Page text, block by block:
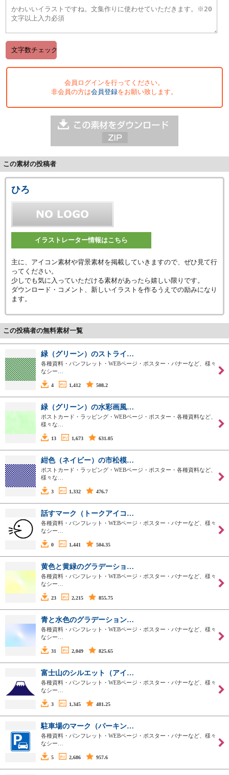
会員ログインを行ってください。
非会員の方は会員登録をお願い致します。
この素材の投稿者
ひろ
イラストレーター情報はこちら
主に、アイコン素材や背景素材を掲載していきますので、ぜひ見て行
ってください。
少しでも気に入っていただける素材があったら嬉しい限りです。
ダウンロード・コメント、新しいイラストを作るうえでの励みになり
ます。
この投稿者の無料素材一覧
緑（グリーン）のストライ…
各種資料・パンフレット・WEBページ・ポスター・バナーなど、様々
なシー…
4 1,412 508.2
緑（グリーン）の水彩画風…
ポストカード・ラッピング・WEBページ・ポスター・各種資料など、
様々な…
13 1,673 631.05
紺色（ネイビー）の市松模…
ポストカード・ラッピング・WEBページ・ポスター・各種資料など、
様々な…
3 1,332 476.7
話すマーク（トークアイコ…
各種資料・パンフレット・WEBページ・ポスター・バナーなど、様々
なシー…
0 1,441 504.35
黄色と黄緑のグラデーショ…
各種資料・パンフレット・WEBページ・ポスター・バナーなど、様々
なシー…
23 2,215 855.75
青と水色のグラデーション…
各種資料・パンフレット・WEBページ・ポスター・バナーなど、様々
なシー…
31 2,049 825.65
富士山のシルエット（アイ…
各種資料・パンフレット・WEBページ・ポスター・バナーなど、様々
なシー…
3 1,345 481.25
駐車場のマーク（パーキン…
各種資料・パンフレット・WEBページ・ポスター・バナーなど、様々
なシー…
5 2,686 957.6